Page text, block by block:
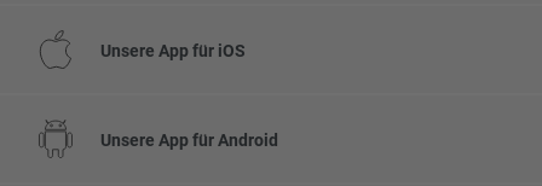
Unsere App für iOS
Unsere App für Android